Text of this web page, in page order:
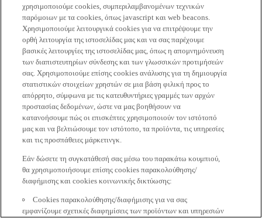
χρησιμοποιούμε cookies, συμπεριλαμβανομένων τεχνικών
παρόμοιων με τα cookies, όπως javascript και web beacons.
Χρησιμοποιούμε λειτουργικά cookies για να επιτρέψουμε την
ορθή λειτουργία της ιστοσελίδας μας και να σας παρέχουμε
βασικές λειτουργίες της ιστοσελίδας μας, όπως η απομνημόνευση
των διαπιστευτηρίων σύνδεσης και των γλωσσικών προτιμήσεών
σας. Χρησιμοποιούμε επίσης cookies ανάλυσης για τη δημιουργία
στατιστικών στοιχείων χρηστών σε μια βάση φιλική προς το
απόρρητο, σύμφωνα με τις κατευθυντήριες γραμμές των αρχών
προστασίας δεδομένων, ώστε να μας βοηθήσουν να
κατανοήσουμε πώς οι επισκέπτες χρησιμοποιούν τον ιστότοπό
μας και να βελτιώσουμε τον ιστότοπο, τα προϊόντα, τις υπηρεσίες
και τις προσπάθειες μάρκετινγκ.
Εάν δώσετε τη συγκατάθεσή σας μέσω του παρακάτω κουμπιού,
θα χρησιμοποιήσουμε επίσης cookies παρακολούθησης/
διαφήμισης και cookies κοινωνικής δικτύωσης:
Cookies παρακολούθησης/διαφήμισης για να σας
εμφανίζουμε σχετικές διαφημίσεις των προϊόντων και υπηρεσιών